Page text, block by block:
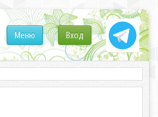
Вход
Меню